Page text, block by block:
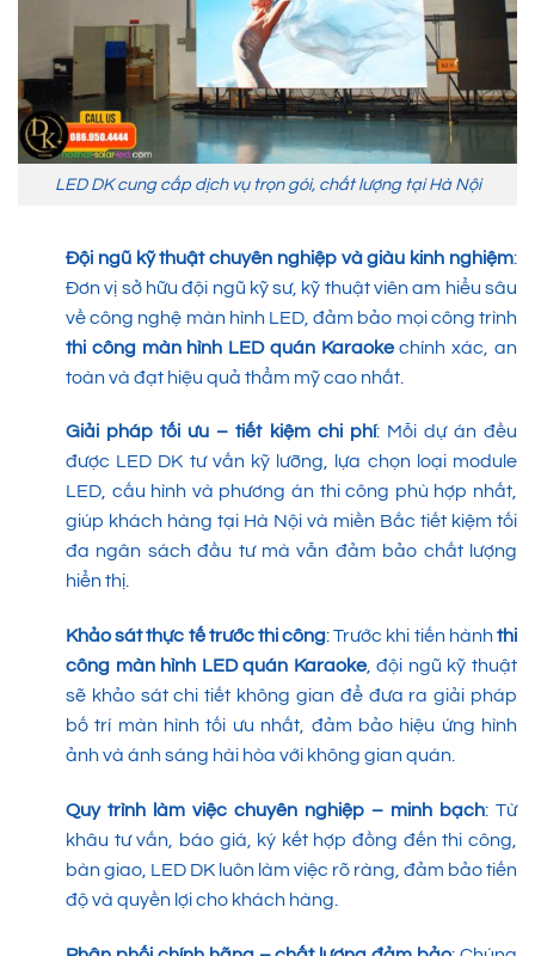
LED DK cung cấp dịch vụ trọn gói, chất lượng tại Hà Nội
Đội ngũ kỹ thuật chuyên nghiệp và giàu kinh nghiệm:
Đơn vị sở hữu đội ngũ kỹ sư, kỹ thuật viên am hiểu sâu
về công nghệ màn hình LED, đảm bảo mọi công trình
thi công màn hình LED quán Karaokechính xác, an
toàn và đạt hiệu quả thẩm mỹ cao nhất.
Giải pháp tối ưu – tiết kiệm chi phí: Mỗi dự án đều
được LED DK tư vấn kỹ lưỡng, lựa chọn loại module
LED, cấu hình và phương án thi công phù hợp nhất,
giúp khách hàng tại Hà Nội và miền Bắc tiết kiệm tối
đa ngân sách đầu tư mà vẫn đảm bảo chất lượng
hiển thị.
Khảo sát thực tế trước thi công: Trước khi tiến hànhthi
công màn hình LED quán Karaoke, đội ngũ kỹ thuật
sẽ khảo sát chi tiết không gian để đưa ra giải pháp
bố trí màn hình tối ưu nhất, đảm bảo hiệu ứng hình
ảnh và ánh sáng hài hòa với không gian quán.
Quy trình làm việc chuyên nghiệp – minh bạch: Từ
khâu tư vấn, báo giá, ký kết hợp đồng đến thi công,
bàn giao, LED DK luôn làm việc rõ ràng, đảm bảo tiến
độ và quyền lợi cho khách hàng.